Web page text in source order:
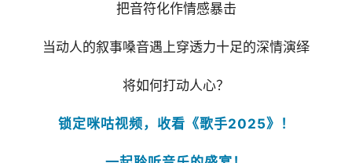
把音符化作情感暴击
当动人的叙事嗓音遇上穿透力十足的深情演绎
将如何打动人心？
锁定咪咕视频，收看《歌手2025》！